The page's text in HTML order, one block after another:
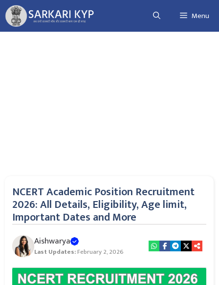
Skip
to
content
Menu
NCERT Academic Position Recruitment
2026: All Details, Eligibility, Age limit,
Important Dates and More
Aishwarya
Last Updates:February 2, 2026